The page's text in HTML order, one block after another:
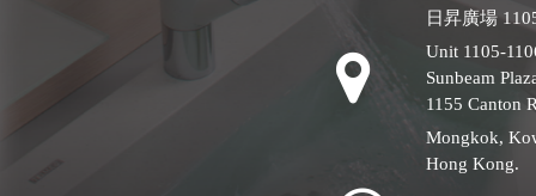
日昇廣場
Unit 1105-
Sunbeam
1155 Canton
Mongkok,
Hong Kong.